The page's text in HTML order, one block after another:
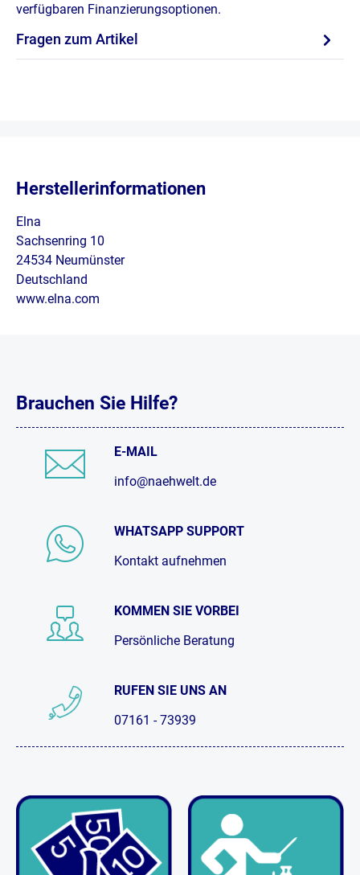
verfügbaren Finanzierungsoptionen.
Fragen zum Artikel
Herstellerinformationen
Elna
Sachsenring 10
24534 Neumünster
Deutschland
www.elna.com
Brauchen Sie Hilfe?
E-MAIL
info@naehwelt.de
WHATSAPP SUPPORT
Kontakt aufnehmen
KOMMEN SIE VORBEI
Persönliche Beratung
RUFEN SIE UNS AN
07161 - 73939